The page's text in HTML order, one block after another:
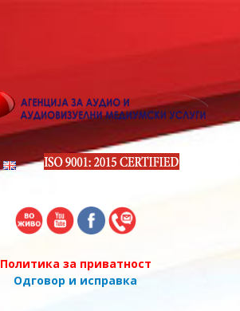
Политика за приватност
Одговор и исправка